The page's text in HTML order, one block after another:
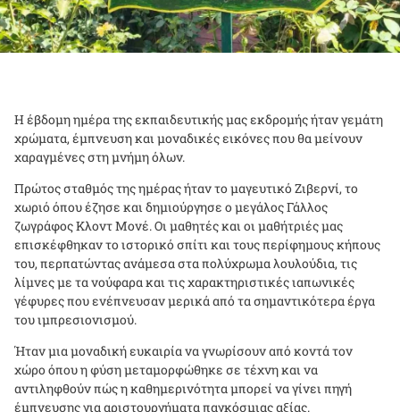
Η έβδομη ημέρα της εκπαιδευτικής μας εκδρομής ήταν γεμάτη
χρώματα, έμπνευση και μοναδικές εικόνες που θα μείνουν
χαραγμένες στη μνήμη όλων.
Πρώτος σταθμός της ημέρας ήταν το μαγευτικό Ζιβερνί, το
χωριό όπου έζησε και δημιούργησε ο μεγάλος Γάλλος
ζωγράφος Κλοντ Μονέ. Οι μαθητές και οι μαθήτριές μας
επισκέφθηκαν το ιστορικό σπίτι και τους περίφημους κήπους
του, περπατώντας ανάμεσα στα πολύχρωμα λουλούδια, τις
λίμνες με τα νούφαρα και τις χαρακτηριστικές ιαπωνικές
γέφυρες που ενέπνευσαν μερικά από τα σημαντικότερα έργα
του ιμπρεσιονισμού.
Ήταν μια μοναδική ευκαιρία να γνωρίσουν από κοντά τον
χώρο όπου η φύση μεταμορφώθηκε σε τέχνη και να
αντιληφθούν πώς η καθημερινότητα μπορεί να γίνει πηγή
έμπνευσης για αριστουργήματα παγκόσμιας αξίας.